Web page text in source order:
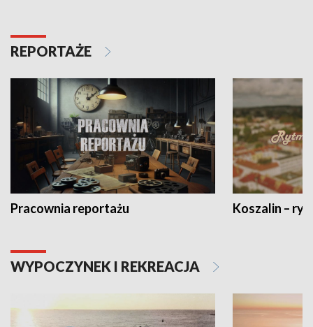
REPORTAŻE
Pracownia reportażu Koszalin –
WYPOCZYNEK I REKREACJA